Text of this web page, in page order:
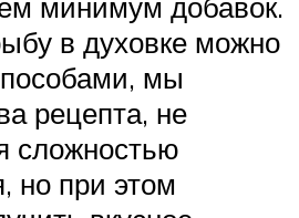
в духовке можно
мы
рецепта, не
сложностью
но при этом